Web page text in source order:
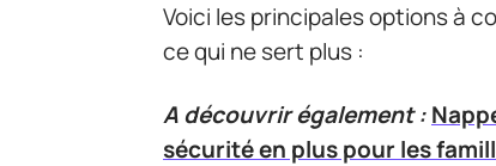
Voici les principales options à
ce qui ne sert plus :
A découvrir également :
sécurité en plus pour les